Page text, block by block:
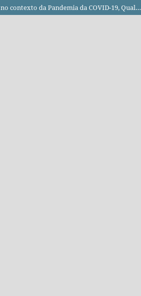
Educação do Campo no contexto da Pandemia da COVID-19, Qualis CAPES e Avaliação Quadrienal